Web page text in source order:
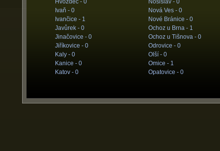
Hvozdec - 0
Ivaň - 0
Ivančice - 1
Javůrek - 0
Jinačovice - 0
Jiříkovice - 0
Kaly - 0
Kanice - 0
Katov - 0
Nosislav - 0
Nová Ves - 0
Nové Bránice - 0
Ochoz u Brna - 1
Ochoz u Tišnova - 0
Odrovice - 0
Olší - 0
Omice - 1
Opatovice - 0